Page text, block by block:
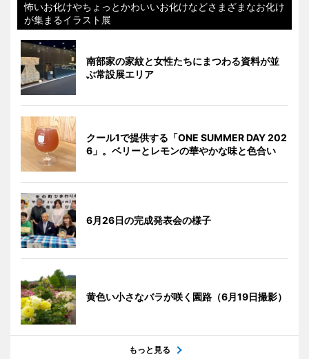
怖いお化けやちょっとかわいいお化けなどさまざまなお化け
が集まるイラスト展
南部家の家紋と女性たちにまつわる資料が並
ぶ常設展エリア
クール1で提供する「ONE SUMMER DAY 202
6」。ベリーとレモンの華やかな味と色合い
6月26日の完成発表会の様子
黄色い小さなバラが咲く園路（6月19日撮影）
もっと見る